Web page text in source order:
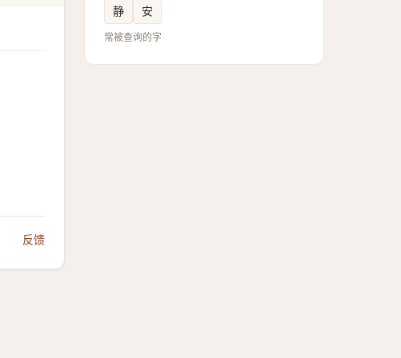
反馈
静 安
常被查询的字